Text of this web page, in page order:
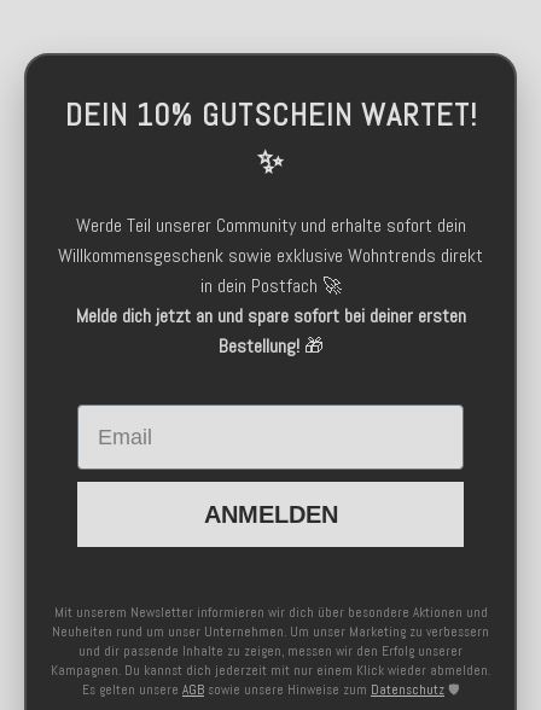
DEIN 10% GUTSCHEIN WARTET!
✨
Werde Teil unserer Community und erhalte sofort dein
Willkommensgeschenk sowie exklusive Wohntrends direkt
in dein Postfach 🚀
Melde dich jetzt an und spare sofort bei deiner ersten
Bestellung!🎁
Email
ANMELDEN
Mit unserem Newsletter informieren wir dich über besondere Aktionen und
Neuheiten rund um unser Unternehmen. Um unser Marketing zu verbessern
und dir passende Inhalte zu zeigen, messen wir den Erfolg unserer
Kampagnen. Du kannst dich jederzeit mit nur einem Klick wieder abmelden.
Es gelten unsere AGB sowie unsere Hinweise zum Datenschutz 🛡️